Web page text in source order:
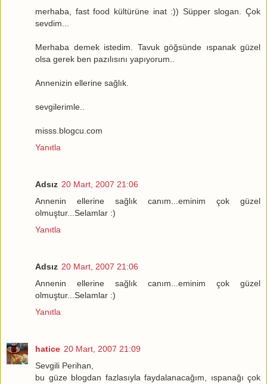
merhaba, fast food kültürüne inat :)) Süpper slogan. Çok
sevdim...
Merhaba demek istedim. Tavuk göğsünde ıspanak güzel
olsa gerek ben pazılısını yapıyorum..
Annenizin ellerine sağlık.
sevgilerimle..
misss.blogcu.com
Yanıtla
Adsız 20 Mart, 2007 21:06
Annenin ellerine sağlık canım...eminim çok güzel
olmuştur...Selamlar :)
Yanıtla
Adsız 20 Mart, 2007 21:06
Annenin ellerine sağlık canım...eminim çok güzel
olmuştur...Selamlar :)
Yanıtla
hatice 20 Mart, 2007 21:09
Sevgili Perihan,
bu güze blogdan fazlasıyla faydalanacağım, ıspanağı çok